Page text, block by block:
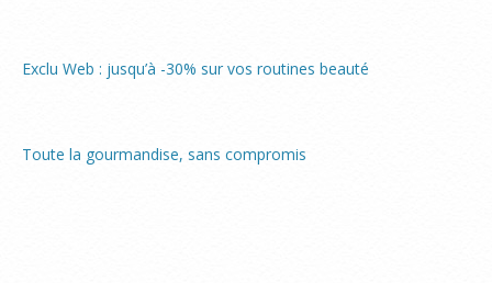
Exclu Web : jusqu’à -30% sur vos routines beauté
Toute la gourmandise, sans compromis